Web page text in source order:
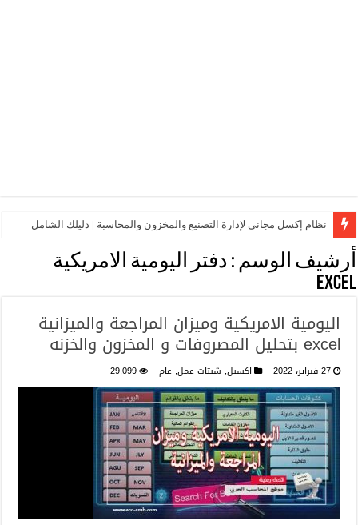
نظام إكسل مجاني لإدارة التصنيع والمخزون والمحاسبة | دليلك الشامل
أرشيف الوسم : دفتر اليومية الامريكية
Excel
اليومية الامريكية وميزان المراجعة والميزانية
excel بتحليل المصروفات و المخزون والخزنه
27 فبراير، 2022 اكسيل, شيتات عمل, عام 29,099